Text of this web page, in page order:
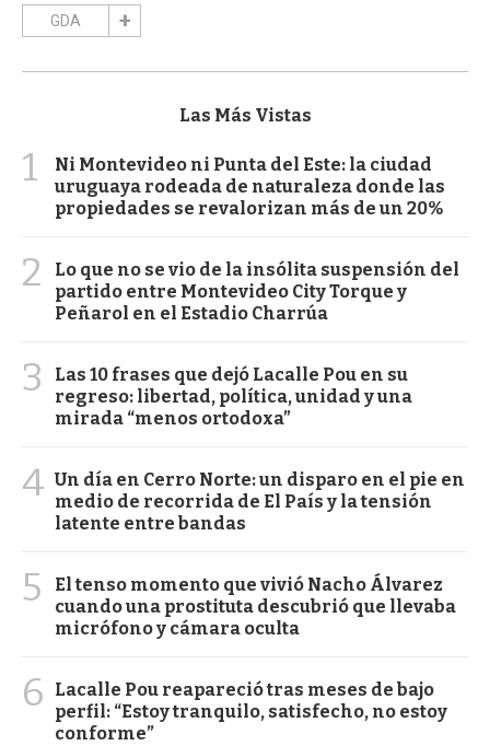
GDA
Las Más Vistas
1
Ni Montevideo ni Punta del Este: la ciudad
uruguaya rodeada de naturaleza donde las
propiedades se revalorizan más de un 20%
2
Lo que no se vio de la insólita suspensión del
partido entre Montevideo City Torque y
Peñarol en el Estadio Charrúa
3
Las 10 frases que dejó Lacalle Pou en su
regreso: libertad, política, unidad y una
mirada “menos ortodoxa”
4 Un día en Cerro Norte: un disparo en el pie en
medio de recorrida de El País y la tensión
latente entre bandas
5
El tenso momento que vivió Nacho Álvarez
cuando una prostituta descubrió que llevaba
micrófono y cámara oculta
6
Lacalle Pou reapareció tras meses de bajo
perfil: “Estoy tranquilo, satisfecho, no estoy
conforme”